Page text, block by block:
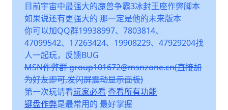
目前宇宙中最强大的魔兽争霸3冰封王座作弊脚本
如果说还有更强大的 那一定是他的未来版本
你可以加QQ群19938997、7803814、
47099542、17263424、19908229、47929204找
人一起玩，反馈BUG
MSN作弊群 group101672@msnzone.cn(直接加
为好友即可,发闪屏震动显示面板)
第一次玩请看玩家必看 查看所有功能
键盘作弊是最常用的 最好掌握